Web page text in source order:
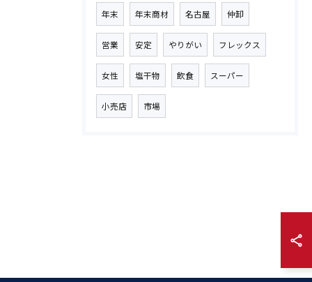
年末 年末商材 名古屋 仲卸
営業 安定 やりがい フレックス
女性 塩干物 飲食 スーパー
小売店 市場